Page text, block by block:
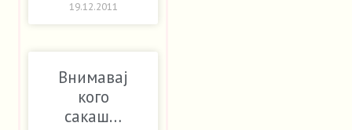
19.12.2011
Внимавај
кого
сакаш…